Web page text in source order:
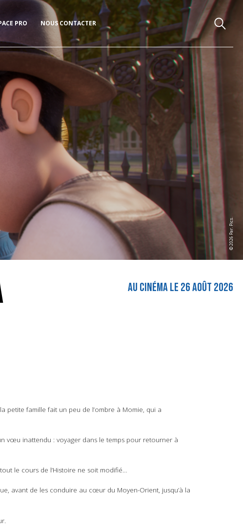
PRO NOUS CONTACTER
© 2026 Par. Pics.
AU CINÉMA LE 26 AOÛT 2026
petite famille fait un peu de l’ombre à Momie, qui a
vœu inattendu : voyager dans le temps pour retourner à
le cours de l’Histoire ne soit modifié…
avant de les conduire au cœur du Moyen-Orient, jusqu’à la